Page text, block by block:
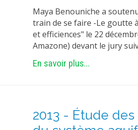
Maya Benouniche a
train de se faire -Le goutte
et efficiences" le 22
Amazone) devant le jury
En savoir plus...
2013 - Étude